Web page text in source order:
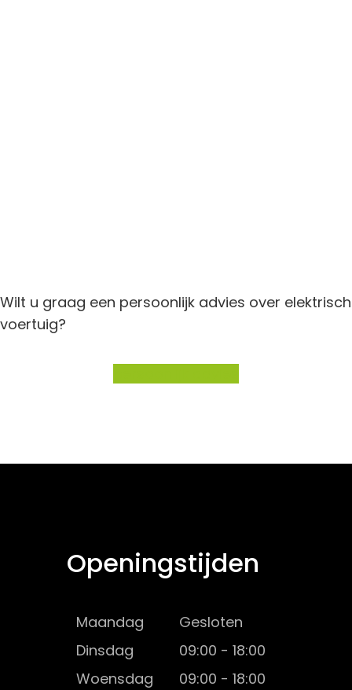
Wilt u graag een persoonlijk advies over elektrisch
voertuig?
Openingstijden
Maandag
Gesloten
Dinsdag
09:00 - 18:00
Woensdag
09:00 - 18:00